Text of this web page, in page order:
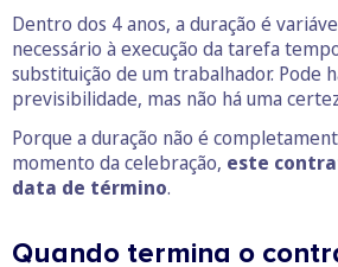
Dentro dos 4 anos, a duração é
necessário à execução da tarefa
substituição de um trabalhador. Pode
previsibilidade, mas não há uma
Porque a duração não é
momento da celebração, este
data de término.
Quando termina o